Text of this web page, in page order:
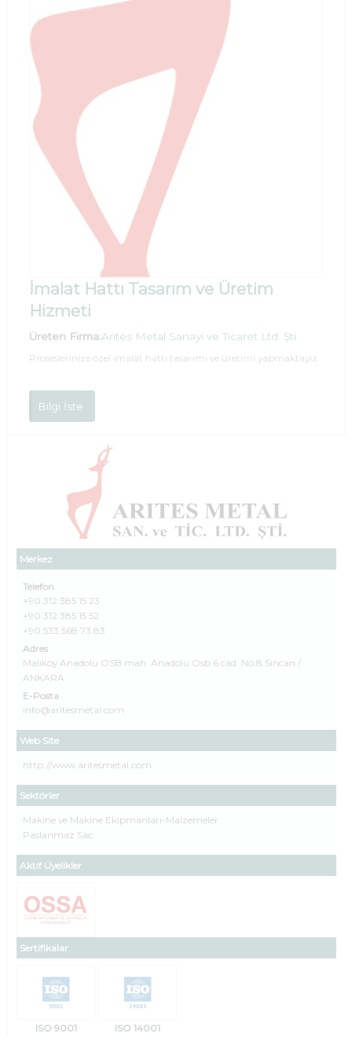
Merkez
Telefon
+90 312 385 15 23
+90 312 385 15 52
+90 533 568 73 83
Adres
Malıköy Anadolu OSB mah. Anadolu Osb 6 cad. No:8 Sincan /
ANKARA
E-Posta
info@aritesmetal.com
Web Site
http://www.aritesmetal.com
Sektörler
Makine ve Makine Ekipmanları-Malzemeler
Paslanmaz Sac
Aktif Üyelikler
Sertifikalar
ISO 9001 ISO 14001
İmalat Hattı Tasarım ve Üretim
Hizmeti
Üreten Firma:Arıtes Metal Sanayi ve Ticaret Ltd. Şti.
Proseslerinize özel imalat hattı tasarımı ve üretimi yapmaktayız.
Bilgi İste